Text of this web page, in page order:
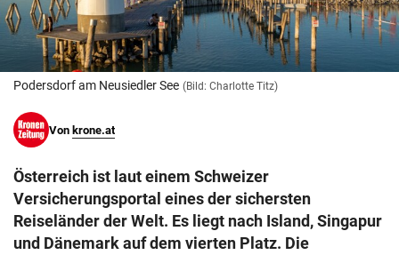
© Krone Multimedia GmbH & Co KG 2026
Muthgasse 2, 1190 Wien
Podersdorf am Neusiedler See (Bild: Charlotte Titz)
Von krone.at
Österreich ist laut einem Schweizer
Versicherungsportal eines der sichersten
Reiseländer der Welt. Es liegt nach Island, Singapur
und Dänemark auf dem vierten Platz. Die